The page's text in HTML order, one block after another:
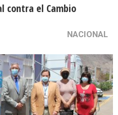
contra el Cambio
NACIONAL